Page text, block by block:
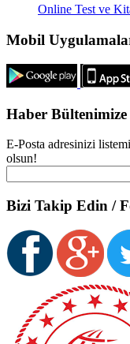
Online Test ve
Mobil
Haber
E-Posta adresinizi
olsun!
Bizi Takip Edin /